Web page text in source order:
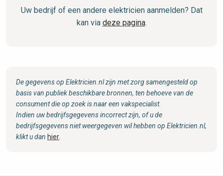
Uw bedrijf of een andere elektricien aanmelden? Dat
kan via deze pagina.
De gegevens op Elektricien.nl zijn met zorg samengesteld op
basis van publiek beschikbare bronnen, ten behoeve van de
consument die op zoek is naar een vakspecialist.
Indien uw bedrijfsgegevens incorrect zijn, of u de
bedrijfsgegevens niet weergegeven wil hebben op Elektricien.nl,
klikt u dan hier